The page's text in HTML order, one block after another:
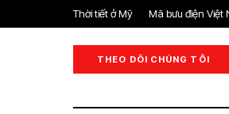
Thời tiết ở Mỹ Mã bưu điện Việt
THEO DÕI CHÚNG TÔI